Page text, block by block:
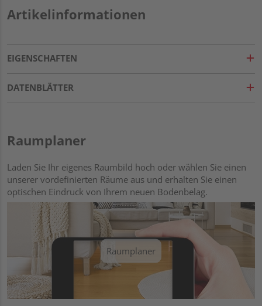
Artikelinformationen
EIGENSCHAFTEN
DATENBLÄTTER
Raumplaner
Laden Sie Ihr eigenes Raumbild hoch oder wählen Sie einen
unserer vordefinierten Räume aus und erhalten Sie einen
optischen Eindruck von Ihrem neuen Bodenbelag.
Raumplaner